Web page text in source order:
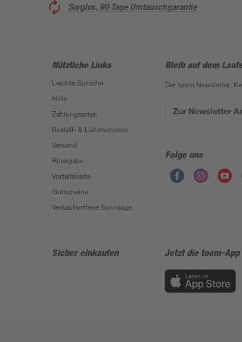
Sorglos, 90 Tage Umtauschgarantie
Nützliche Links
Leichte Sprache
Hilfe
Zahlungsarten
Bestell- & Lieferservices
Versand
Rückgabe
Vorteilskarte
Gutscheine
Verkaufsoffene Sonntage
Bleib auf dem
Der toom Newsletter:
Zur Newsletter
Folge uns
Sicher einkaufen Jetzt die toom-